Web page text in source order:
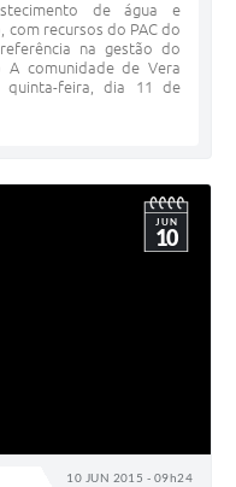
de água e
recursos do PAC do
na gestão do
A comunidade de Vera
quinta-feira, dia 11 de
10 JUN 2015 - 09h24
JUN
10